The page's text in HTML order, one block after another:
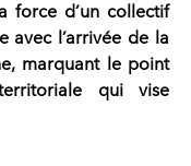
force d’un collectif
avec l’arrivée de la
marquant le point
qui vise